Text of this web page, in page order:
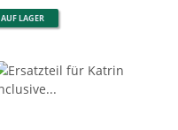
AUF LAGER